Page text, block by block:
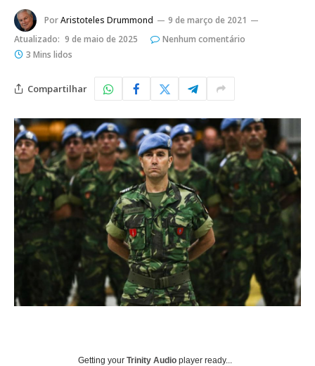
PorAristoteles Drummond
9 de março de 2021
Atualizado: 9 de maio de 2025
Nenhum comentário
3 Mins lidos
Compartilhar
Getting your Trinity Audio player ready...